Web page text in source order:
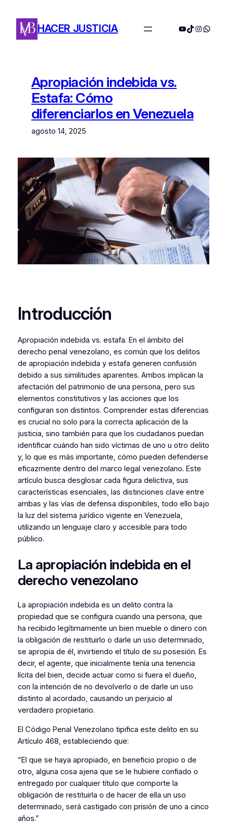
contenidoHACER JUSTICIA YouTube
TikTok
Apropiación indebida vs.
Estafa: Cómo
diferenciarlos en Venezuela
agosto 14, 2025
Introducción
Apropiación indebida vs. estafa. En el ámbito del
derecho penal venezolano, es común que los delitos
de apropiación indebida y estafa generen confusión
debido a sus similitudes aparentes. Ambos implican la
afectación del patrimonio de una persona, pero sus
elementos constitutivos y las acciones que los
configuran son distintos. Comprender estas diferencias
es crucial no solo para la correcta aplicación de la
justicia, sino también para que los ciudadanos puedan
identificar cuándo han sido víctimas de uno u otro delito
y, lo que es más importante, cómo pueden defenderse
eficazmente dentro del marco legal venezolano. Este
artículo busca desglosar cada figura delictiva, sus
características esenciales, las distinciones clave entre
ambas y las vías de defensa disponibles, todo ello bajo
la luz del sistema jurídico vigente en Venezuela,
utilizando un lenguaje claro y accesible para todo
público.
La apropiación indebida en el
derecho venezolano
La apropiación indebida es un delito contra la
propiedad que se configura cuando una persona, que
ha recibido legítimamente un bien mueble o dinero con
la obligación de restituirlo o darle un uso determinado,
se apropia de él, invirtiendo el título de su posesión. Es
decir, el agente, que inicialmente tenía una tenencia
lícita del bien, decide actuar como si fuera el dueño,
con la intención de no devolverlo o de darle un uso
distinto al acordado, causando un perjuicio al
verdadero propietario.
El Código Penal Venezolano tipifica este delito en su
Artículo 468, estableciendo que:
“El que se haya apropiado, en beneficio propio o de
otro, alguna cosa ajena que se le hubiere confiado o
entregado por cualquier título que comporte la
obligación de restituirla o de hacer de ella un uso
determinado, será castigado con prisión de uno a cinco
años.”